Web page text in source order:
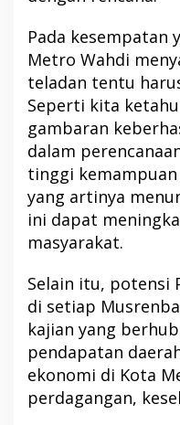
Pada kesempatan
Metro Wahdi
teladan tentu
Seperti kita
gambaran
dalam
tinggi
yang artinya
ini dapat
masyarakat.
Selain itu, potensi
di setiap
kajian yang
pendapatan
ekonomi di Kota
perdagangan,